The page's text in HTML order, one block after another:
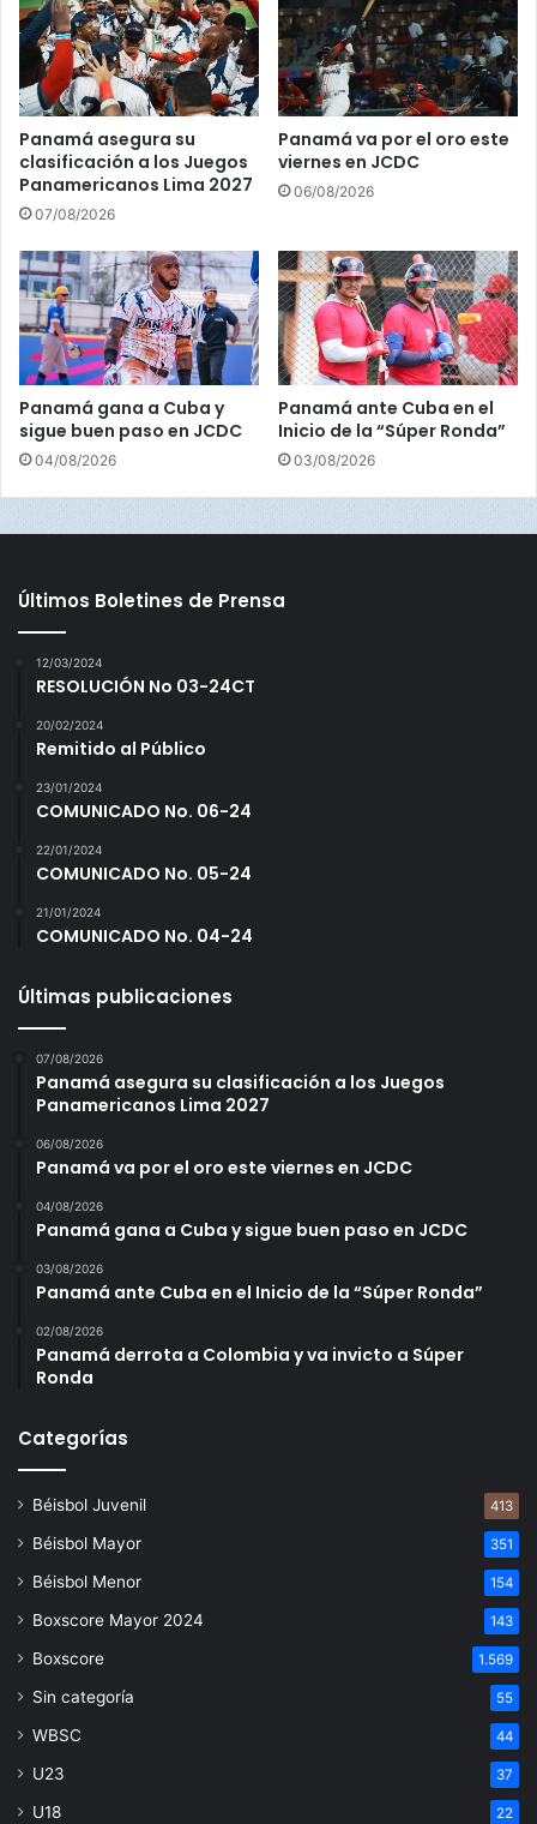
r
2
2
n
t
Panamá asegura su
clasificación a los Juegos
Panamericanos Lima 2027
07/08/2026
Panamá va por el oro este
viernes en JCDC
06/08/2026
Panamá gana a Cuba y
sigue buen paso en JCDC
04/08/2026
Panamá ante Cuba en el
Inicio de la “Súper Ronda”
03/08/2026
Últimos Boletines de Prensa
12/03/2024
RESOLUCIÓN No 03-24CT
20/02/2024
Remitido al Público
23/01/2024
COMUNICADO No. 06-24
22/01/2024
COMUNICADO No. 05-24
21/01/2024
COMUNICADO No. 04-24
Últimas publicaciones
07/08/2026
Panamá asegura su clasificación a los Juegos
Panamericanos Lima 2027
06/08/2026
Panamá va por el oro este viernes en JCDC
04/08/2026
Panamá gana a Cuba y sigue buen paso en JCDC
03/08/2026
Panamá ante Cuba en el Inicio de la “Súper Ronda”
02/08/2026
Panamá derrota a Colombia y va invicto a Súper
Ronda
Categorías
Béisbol Juvenil 413
Béisbol Mayor 351
Béisbol Menor 154
Boxscore Mayor 2024 143
Boxscore 1.569
Sin categoría 55
WBSC 44
U23 37
U18 22